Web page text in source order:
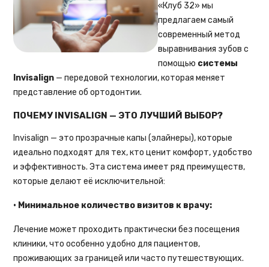
«Клуб 32» мы
предлагаем самый
современный метод
выравнивания зубов с
помощью системы
Invisalign — передовой технологии, которая меняет
представление об ортодонтии.
ПОЧЕМУ INVISALIGN — ЭТО ЛУЧШИЙ ВЫБОР?
Invisalign — это прозрачные капы (элайнеры), которые
идеально подходят для тех, кто ценит комфорт, удобство
и эффективность. Эта система имеет ряд преимуществ,
которые делают её исключительной:
• Минимальное количество визитов к врачу:
Лечение может проходить практически без посещения
клиники, что особенно удобно для пациентов,
проживающих за границей или часто путешествующих.